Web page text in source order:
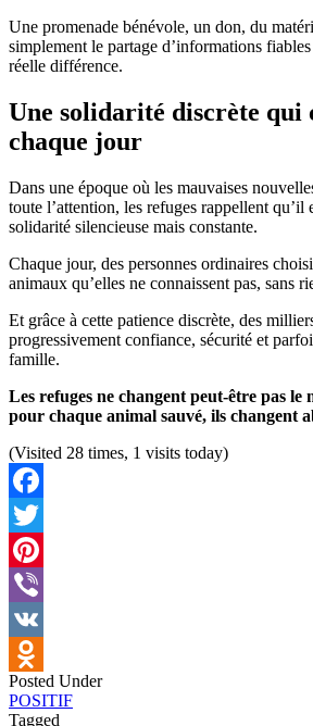
Une promenade bénévole, un don, du
simplement le partage d’informations
réelle différence.
Une solidarité discrète qui
chaque jour
Dans une époque où les mauvaises
toute l’attention, les refuges rappellent qu’il
solidarité silencieuse mais constante.
Chaque jour, des personnes ordinaires
animaux qu’elles ne connaissent pas, sans
Et grâce à cette patience discrète, des
progressivement confiance, sécurité et
famille.
Les refuges ne changent peut-être pas le
pour chaque animal sauvé, ils changent
(Visited 28 times, 1 visits today)
Facebook
Twitter
Pinterest
Viber
VK
Odnoklassniki
Posted Under
POSITIF
Tagged